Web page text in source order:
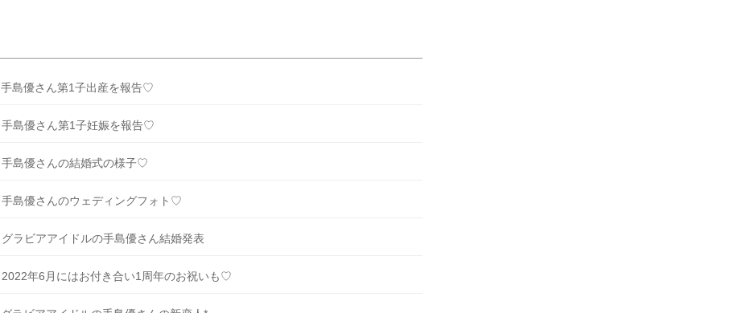
手島優さん第1子出産を報告♡
手島優さん第1子妊娠を報告♡
手島優さんの結婚式の様子♡
手島優さんのウェディングフォト♡
グラビアアイドルの手島優さん結婚発表
2022年6月にはお付き合い1周年のお祝いも♡